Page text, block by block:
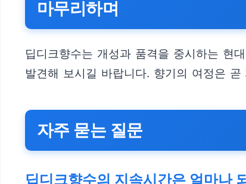
마무리하며
딥디크향수는 개성과 품격을 중시하는 현
발견해 보시길 바랍니다. 향기의 여정은
자주 묻는 질문
딥디크향수의 지속시간은 얼마나